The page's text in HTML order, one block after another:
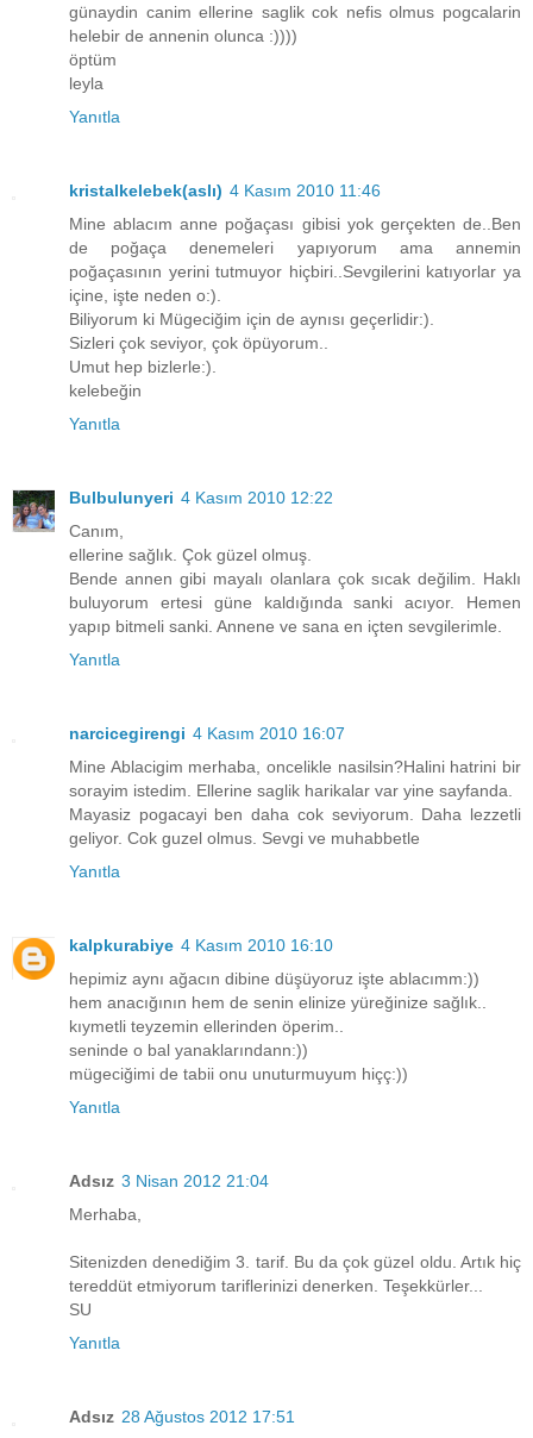
günaydin canim ellerine saglik cok nefis olmus pogcalarin
helebir de annenin olunca :))))
öptüm
leyla
Yanıtla
kristalkelebek(aslı) 4 Kasım 2010 11:46
Mine ablacım anne poğaçası gibisi yok gerçekten de..Ben
de poğaça denemeleri yapıyorum ama annemin
poğaçasının yerini tutmuyor hiçbiri..Sevgilerini katıyorlar ya
içine, işte neden o:).
Biliyorum ki Mügeciğim için de aynısı geçerlidir:).
Sizleri çok seviyor, çok öpüyorum..
Umut hep bizlerle:).
kelebeğin
Yanıtla
Bulbulunyeri 4 Kasım 2010 12:22
Canım,
ellerine sağlık. Çok güzel olmuş.
Bende annen gibi mayalı olanlara çok sıcak değilim. Haklı
buluyorum ertesi güne kaldığında sanki acıyor. Hemen
yapıp bitmeli sanki. Annene ve sana en içten sevgilerimle.
Yanıtla
narcicegirengi 4 Kasım 2010 16:07
Mine Ablacigim merhaba, oncelikle nasilsin?Halini hatrini bir
sorayim istedim. Ellerine saglik harikalar var yine sayfanda.
Mayasiz pogacayi ben daha cok seviyorum. Daha lezzetli
geliyor. Cok guzel olmus. Sevgi ve muhabbetle
Yanıtla
kalpkurabiye 4 Kasım 2010 16:10
hepimiz aynı ağacın dibine düşüyoruz işte ablacımm:))
hem anacığının hem de senin elinize yüreğinize sağlık..
kıymetli teyzemin ellerinden öperim..
seninde o bal yanaklarındann:))
mügeciğimi de tabii onu unuturmuyum hiçç:))
Yanıtla
Adsız 3 Nisan 2012 21:04
Merhaba,
Sitenizden denediğim 3. tarif. Bu da çok güzel oldu. Artık hiç
tereddüt etmiyorum tariflerinizi denerken. Teşekkürler...
SU
Yanıtla
Adsız 28 Ağustos 2012 17:51